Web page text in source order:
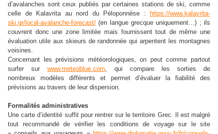
d’avalanches sont ceux publiés par certaines stations de ski, comme
celle de Kalavrita au nord du Péloponnèse :
https://www.kalavrita-
ski.gr/local-avalanche-forecast/ (en langue grecque uniquement…) ; ils
couvrent donc une zone limitée mais fournissent tout de même une
évaluation utile aux skieurs de randonnée qui arpentent les montagnes
voisines.
Concernant les prévisions météorologiques, on peut comme partout
surfer sur www.meteoblue.com, qui compare les sorties de
nombreux modèles différents et permet d’évaluer la fiabilité des
prévisions au travers de leur dispersion.
Formalités administratives
Une carte d’identité suffit pour rentrer sur le territoire Grec. Il est malgré
tout recommandé de vérifier les conditions de voyage sur le site